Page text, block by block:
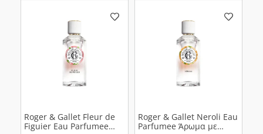
Roger & Gallet Fleur de
Figuier Eau Parfumee
Roger & Gallet Neroli Eau
Parfumee Άρωμα με